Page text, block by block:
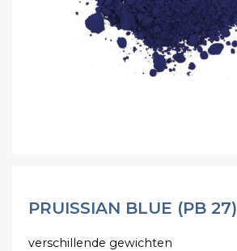
PRUISSIAN BLUE (PB 27)
verschillende gewichten